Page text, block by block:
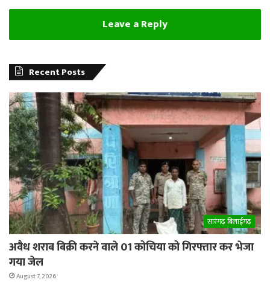
Leave a Reply
Recent Posts
सारंगढ़ बिलाईगढ़
अवैध शराब बिक्री करने वाले 01 कोचिया को गिरफ्तार कर भेजा
गया जेल
August 7, 2026